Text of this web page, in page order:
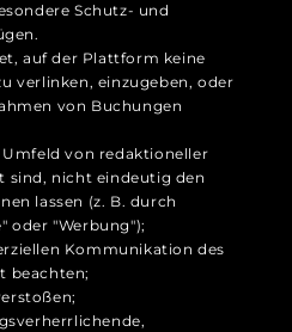
Schutz- und
auf der Plattform keine
verlinken, einzugeben, oder
von Buchungen
von redaktioneller
nicht eindeutig den
lassen (z. B. durch
oder "Werbung");
Kommunikation des
beachten;